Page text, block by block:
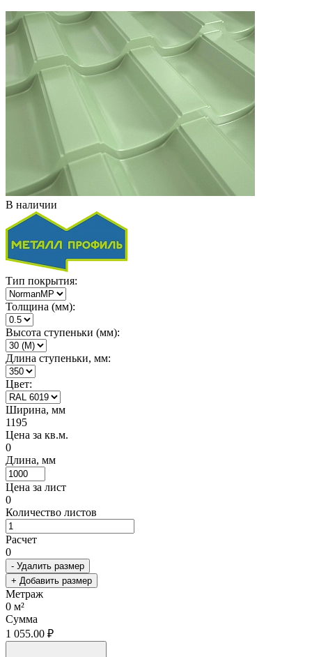
В наличии
Тип покрытия:
Толщина (мм):
Высота ступеньки (мм):
Длина ступеньки, мм:
Цвет:
Ширина, мм
1195
Цена за кв.м.
0
Длина, мм
Цена за лист
0
Количество листов
Расчет
0
- Удалить размер
+ Добавить размер
Метраж
0 м²
Сумма
1 055.00 ₽